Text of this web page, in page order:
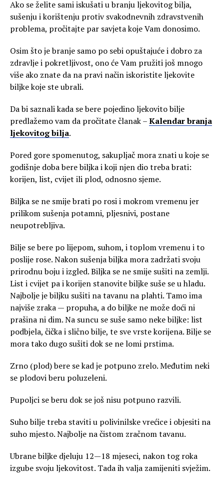
Ako se želite sami iskušati u branju ljekovitog bilja,
sušenju i korištenju protiv svakodnevnih zdravstvenih
problema, pročitajte par savjeta koje Vam donosimo.
Osim što je branje samo po sebi opuštajuće i dobro za
zdravlje i pokretljivost, ono će Vam pružiti još mnogo
više ako znate da na pravi način iskoristite ljekovite
biljke koje ste ubrali.
Da bi saznali kada se bere pojedino ljekovito bilje
predlažemo vam da pročitate članak –Kalendar branja
ljekovitog bilja.
Pored gore spomenutog, sakupljač mora znati u koje se
godišnje doba bere biljka i koji njen dio treba brati:
korijen, list, cvijet ili plod, odnosno sjeme.
Biljka se ne smije brati po rosi i mokrom vremenu jer
prilikom sušenja potamni, pljesnivi, postane
neupotrebljiva.
Bilje se bere po lijepom, suhom, i toplom vremenu i to
poslije rose. Nakon sušenja biljka mora zadržati svoju
prirodnu boju i izgled. Biljka se ne smije sušiti na zemlji.
List i cvijet pa i korijen stanovite biljke suše se u hladu.
Najbolje je biljku sušiti na tavanu na plahti. Tamo ima
najviše zraka — propuha, a do biljke ne može doći ni
prašina ni dim. Na suncu se suše samo neke biljke: list
podbjela, čička i slično bilje, te sve vrste korijena. Bilje se
mora tako dugo sušiti dok se ne lomi prstima.
Zrno (plod) bere se kad je potpuno zrelo. Međutim neki
se plodovi beru poluzeleni.
Pupoljci se beru dok se još nisu potpuno razvili.
Suho bilje treba staviti u polivinilske vrećice i objesiti na
suho mjesto. Najbolje na čistom zračnom tavanu.
Ubrane biljke djeluju 12—18 mjeseci, nakon tog roka
izgube svoju ljekovitost. Tada ih valja zamijeniti svježim.